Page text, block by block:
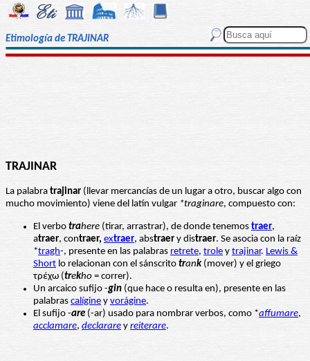
Etimología de TRAJINAR
TRAJINAR
La palabra trajinar (llevar mercancías de un lugar a otro, buscar algo con
mucho movimiento) viene del latín vulgar *traginare, compuesto con:
El verbo trahere (tirar, arrastrar), de donde tenemos traer,
atraer, contraer, extraer, abstraer y distraer. Se asocia con la raíz
*tragh-, presente en las palabras retrete, trole y trajinar. Lewis &
Short lo relacionan con el sánscrito trank(mover) y el griego
τρέχω (trekho = correr).
Un arcaico sufijo -gin (que hace o resulta en), presente en las
palabras calígine y vorágine.
El sufijo -are (-ar) usado para nombrar verbos, como *affumare,
acclamare, declarare y reiterare.